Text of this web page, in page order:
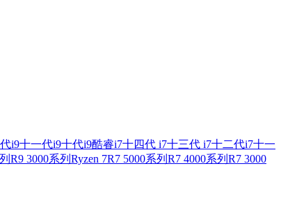
i9十一代i9十代i9酷睿i7十四代 i7十三代 i7十二代i7十一
R9 3000系列 Ryzen 7R7 5000系列 R7 4000系列 R7 3000